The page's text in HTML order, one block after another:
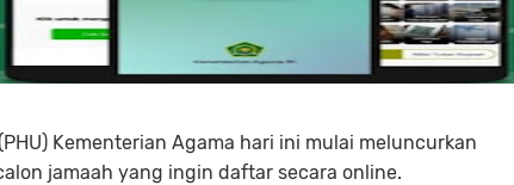
Kementerian Agama hari ini mulai meluncurkan
jamaah yang ingin daftar secara online.